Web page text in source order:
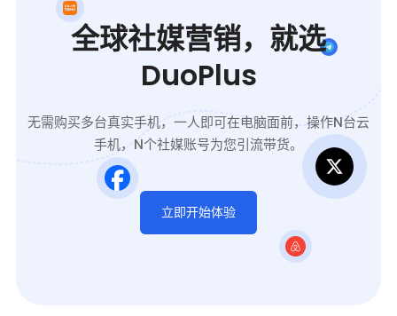
全球社媒营销，就选
DuoPlus
无需购买多台真实手机，一人即可在电脑面前，操作N台云
手机，N个社媒账号为您引流带货。
立即开始体验